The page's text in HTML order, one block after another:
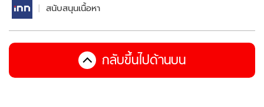
สนับสนุนเนื้อหา
กลับขึ้นไปด้านบน